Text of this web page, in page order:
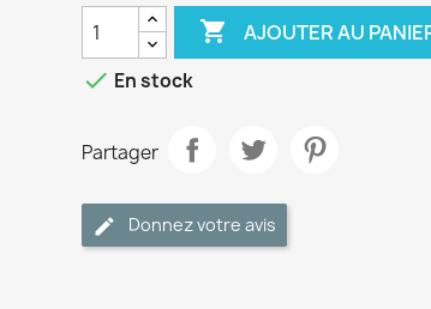
 AJOUTER AU
 En stock
Partager
Donnez votre avis